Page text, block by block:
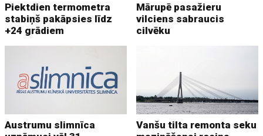
Piektdien termometra
stabiņš pakāpsies līdz
+24 grādiem
Mārupē pasažieru
vilciens sabraucis
cilvēku
Austrumu slimnīca
Vanšu tilta remonta seku